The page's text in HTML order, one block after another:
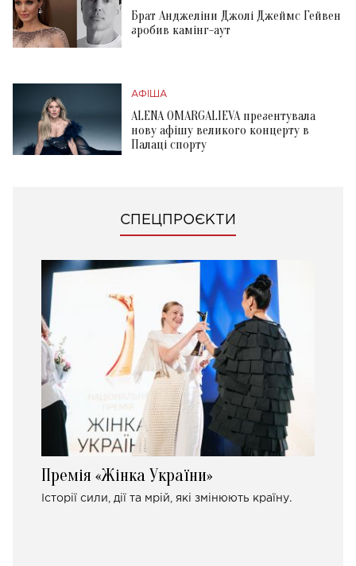
Брат Анджеліни Джолі Джеймс Гейвен
зробив камінг-аут
АФІША
ALENA OMARGALIEVA презентувала
нову афішу великого концерту в
Палаці спорту
СПЕЦПРОЄКТИ
Премія «Жінка України»
Історії сили, дії та мрій, які змінюють країну.